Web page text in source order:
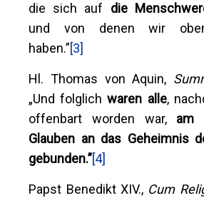
die sich auf die
und von denen wir
haben.”[3]
Hl. Thomas von Aquin,
„Und folglichwaren alle,
offenbart worden war, am
Glauben an das Geheimnis
gebunden.”[4]
Papst Benedikt XIV., Cum